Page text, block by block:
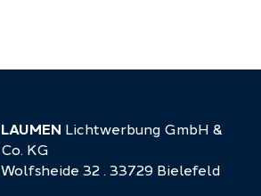
LAUMEN Lichtwerbung GmbH &
Co. KG
Wolfsheide 32 . 33729 Bielefeld